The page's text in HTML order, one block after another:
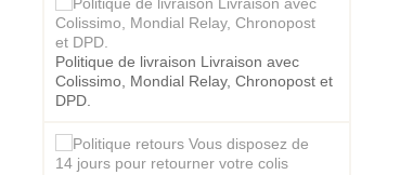
Politique de livraison Livraison avec
Colissimo, Mondial Relay, Chronopost et
DPD.